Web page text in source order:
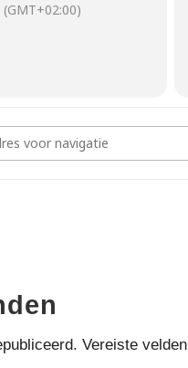
(GMT+02:00)
- In de voetsporen
Vereiste